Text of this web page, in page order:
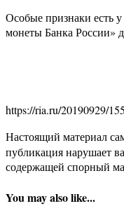
Особые признаки есть
монеты Банка России»
https://ria.ru/20190929/
Настоящий материал
публикация нарушает
содержащей спорный
You may also like...